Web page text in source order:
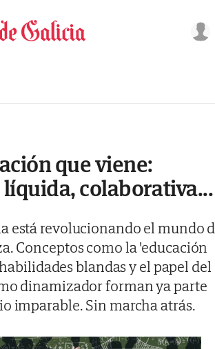
que viene:
colaborativa...
está revolucionando el mundo
Conceptos como la 'educación
blandas y el papel del
dinamizador forman ya parte
imparable. Sin marcha atrás.